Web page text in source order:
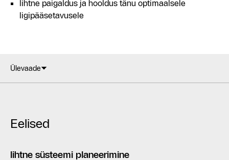
lihtne paigaldus ja hooldus tänu optimaalsele
ligipääsetavusele
Ülevaade
Eelised
lihtne süsteemi planeerimine